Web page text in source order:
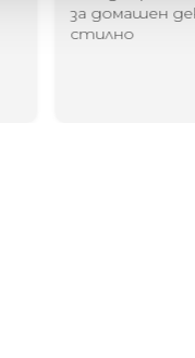
за домашен
стилно